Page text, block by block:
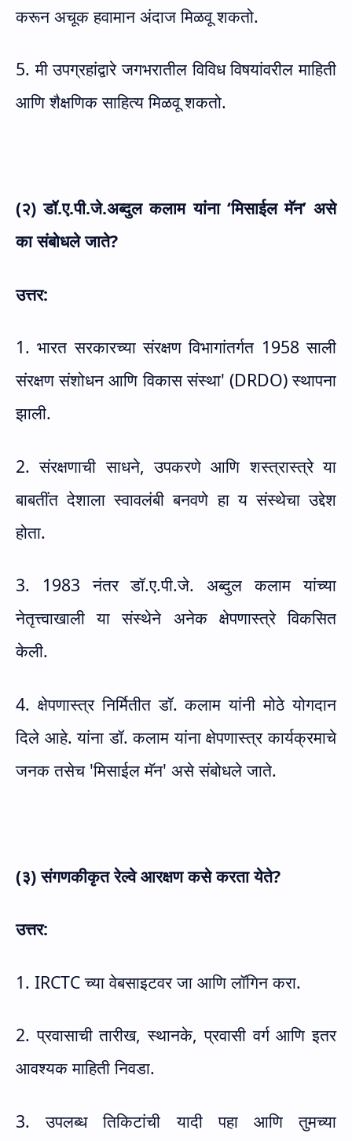
करून अचूक हवामान अंदाज मिळवू शकतो.
5. मी उपग्रहांद्वारे जगभरातील विविध विषयांवरील माहिती
आणि शैक्षणिक साहित्य मिळवू शकतो.
(२) डॉ.ए.पी.जे.अब्दुल कलाम यांना ‘मिसाईल मॅन’ असे
का संबोधले जाते?
उत्तर:
1. भारत सरकारच्या संरक्षण विभागांतर्गत 1958 साली
संरक्षण संशोधन आणि विकास संस्था' (DRDO)स्थापना
झाली.
2. संरक्षणाची साधने,उपकरणे आणि शस्त्रास्त्रे या
बाबतींत देशाला स्वावलंबी बनवणे हा य संस्थेचा उद्देश
होता.
3. 1983 नंतर डॉ.ए.पी.जे. अब्दुल कलाम यांच्या
नेतृत्त्वाखाली या संस्थेने अनेक क्षेपणास्त्रे विकसित
केली.
4. क्षेपणास्त्र निर्मितीत डॉ. कलाम यांनी मोठे योगदान
दिले आहे. यांना डॉ. कलाम यांना क्षेपणास्त्र कार्यक्रमाचे
जनक तसेच 'मिसाईल मॅन' असे संबोधले जाते.
(३) संगणकीकृत रेल्वे आरक्षण कसे करता येते?
उत्तर:
1. IRCTCच्या वेबसाइटवर जा आणि लॉगिन करा.
2. प्रवासाची तारीख,स्थानके,प्रवासी वर्ग आणि इतर
आवश्यक माहिती निवडा.
3. उपलब्ध तिकिटांची यादी पहा आणि तुमच्या